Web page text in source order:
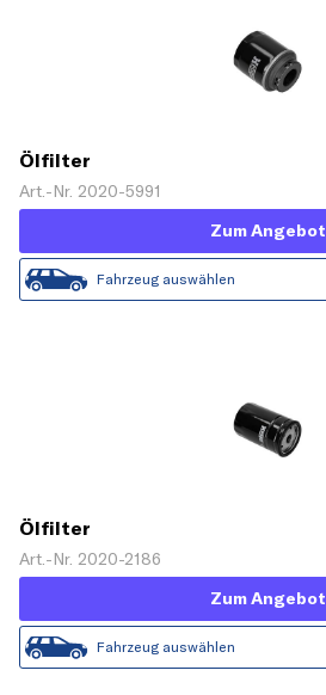
Ölfilter
Art.-Nr. 2020-5991
Zum Angebot
Fahrzeug auswählen
Ölfilter
Art.-Nr. 2020-2186
Zum Angebot
Fahrzeug auswählen